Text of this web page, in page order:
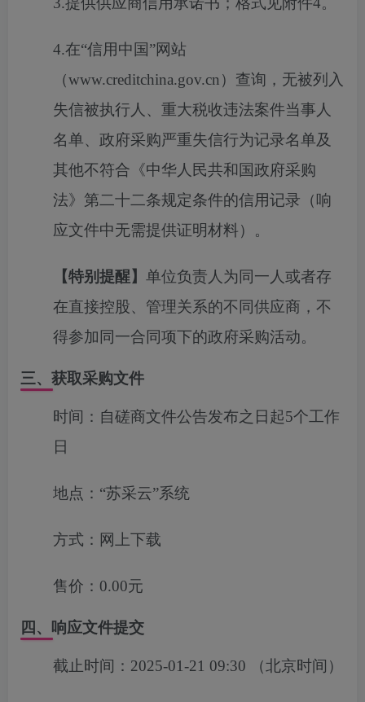
4.在“信用中国”网站
（www.creditchina.gov.cn）查询，无被列入
失信被执行人、重大税收违法案件当事人
名单、政府采购严重失信行为记录名单及
其他不符合《中华人民共和国政府采购
法》第二十二条规定条件的信用记录（响
应文件中无需提供证明材料）。
【特别提醒】 单位负责人为同一人或者存
在直接控股、管理关系的不同供应商，不
得参加同一合同项下的政府采购活动。
三、获取采购文件
时间： 自磋商文件公告发布之日起5个工作
日
地点： “苏采云”系统
方式： 网上下载
售价： 0.00元
四、响应文件提交
截止时间： 2025-01-21 09:30 （北京时间）